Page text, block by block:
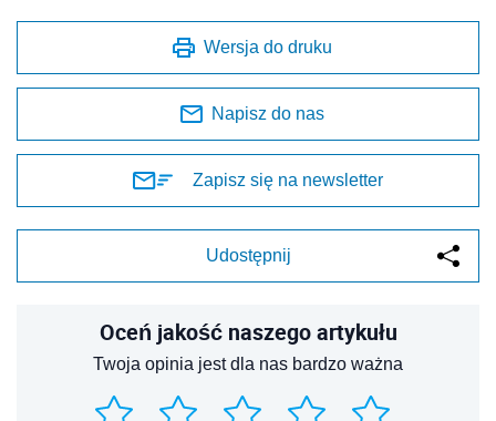
Wersja do druku
Napisz do nas
Zapisz się na newsletter
Udostępnij
Oceń jakość naszego artykułu
Twoja opinia jest dla nas bardzo ważna